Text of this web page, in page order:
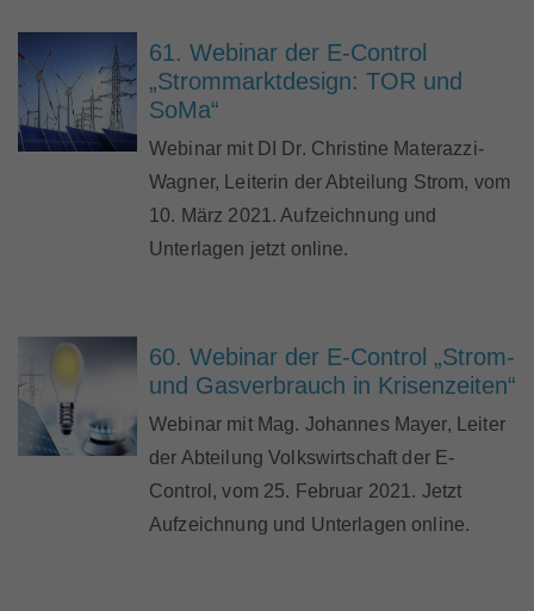
61. Webinar der E-Control
„Strommarktdesign: TOR und
SoMa“
Webinar mit DI Dr. Christine Materazzi-
Wagner, Leiterin der Abteilung Strom, vom
10. März 2021. Aufzeichnung und
Unterlagen jetzt online.
60. Webinar der E-Control „Strom-
und Gasverbrauch in Krisenzeiten“
Webinar mit Mag. Johannes Mayer, Leiter
der Abteilung Volkswirtschaft der E-
Control, vom 25. Februar 2021. Jetzt
Aufzeichnung und Unterlagen online.